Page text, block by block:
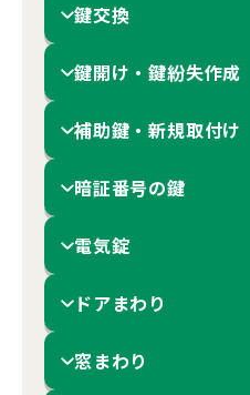
鍵交換
鍵開け・鍵紛失作成
補助鍵・新規取付け
暗証番号の鍵
電気錠
ドアまわり
窓まわり